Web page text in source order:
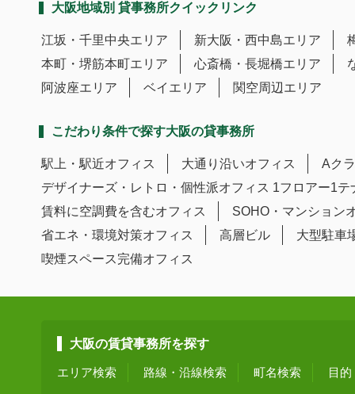
大阪地域別 貸事務所クイックリンク
江坂・千里中央エリア 新大阪・西中島エリア
本町・堺筋本町エリア
心斎橋・長堀橋エリア
阿波座エリア
ベイエリア 関空周辺エリア
こだわり条件で探す大阪の貸事務所
駅上・駅近オフィス 大通り沿いオフィス
Aク
デザイナーズ・レトロ・個性派オフィス 1フロアー1テ
賃料に空調費を含むオフィス
SOHO・マンション
省エネ・環境対策オフィス
高層ビル
大型駐車
喫煙スペース完備オフィス
大阪の賃貸事務所を探す
エリア検索 路線・沿線検索 町名検索 目